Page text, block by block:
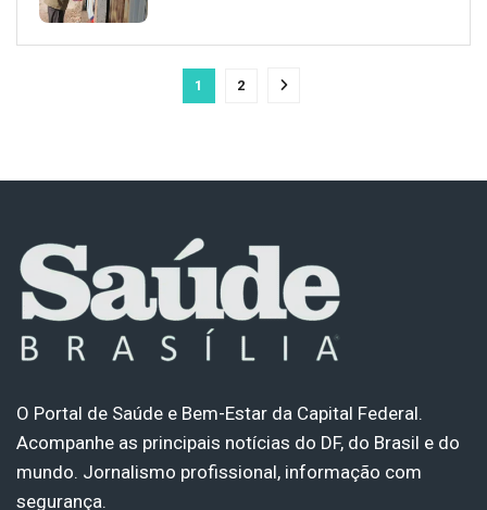
1 2
O Portal de Saúde e Bem-Estar da Capital Federal.
Acompanhe as principais notícias do DF, do Brasil e do
mundo. Jornalismo profissional, informação com
segurança.